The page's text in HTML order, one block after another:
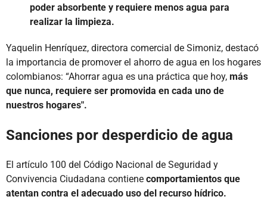
poder absorbente y requiere menos agua para
realizar la limpieza.
Yaquelin Henríquez, directora comercial de Simoniz, destacó
la importancia de promover el ahorro de agua en los hogares
colombianos: “Ahorrar agua es una práctica que hoy, más
que nunca, requiere ser promovida en cada uno de
nuestros hogares".
Sanciones por desperdicio de agua
El artículo 100 del Código Nacional de Seguridad y
Convivencia Ciudadana contiene comportamientos que
atentan contra el adecuado uso del recurso hídrico.